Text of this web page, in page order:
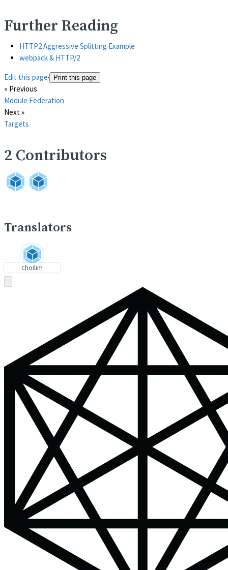
Further Reading
HTTP2 Aggressive Splitting Example
webpack & HTTP/2(opens in a new tab)
Edit this page· Print this page
« Previous
Module Federation
Next »
Targets
2 Contributors
Translators
choilim